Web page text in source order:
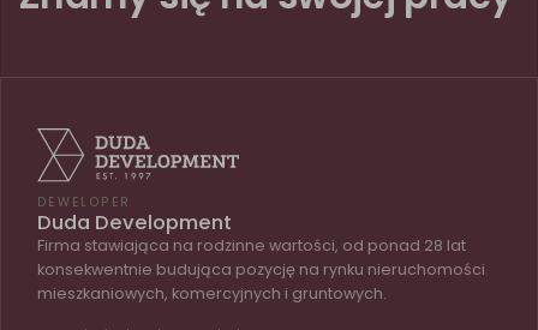
DEWELOPER
Duda Development
Firma stawiająca na rodzinne wartości, od ponad 28 lat
konsekwentnie budująca pozycję na rynku nieruchomości
mieszkaniowych, komercyjnych i gruntowych.